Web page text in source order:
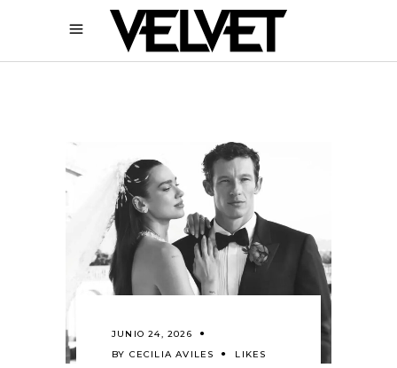
JUNIO 24, 2026
BY CECILIA AVILES LIKES